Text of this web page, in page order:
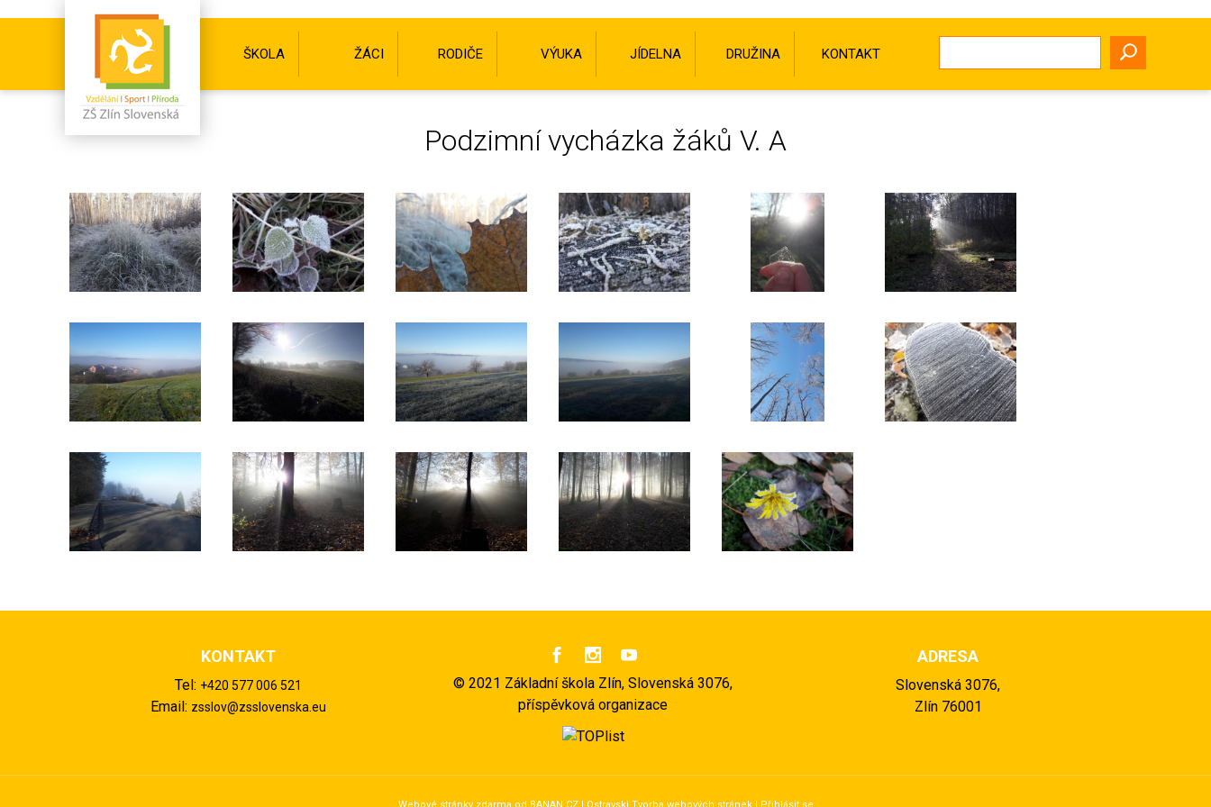
ŠKOLA ŽÁCI RODIČE VÝUKA JÍDELNA DRUŽINA KONTAKT
Podzimní vycházka žáků V. A
KONTAKT
Tel: +420 577 006 521
Email: zsslov@zsslovenska.eu
  
© 2021 Základní škola Zlín, Slovenská 3076,
příspěvková organizace
ADRESA
Slovenská 3076,
Zlín 76001